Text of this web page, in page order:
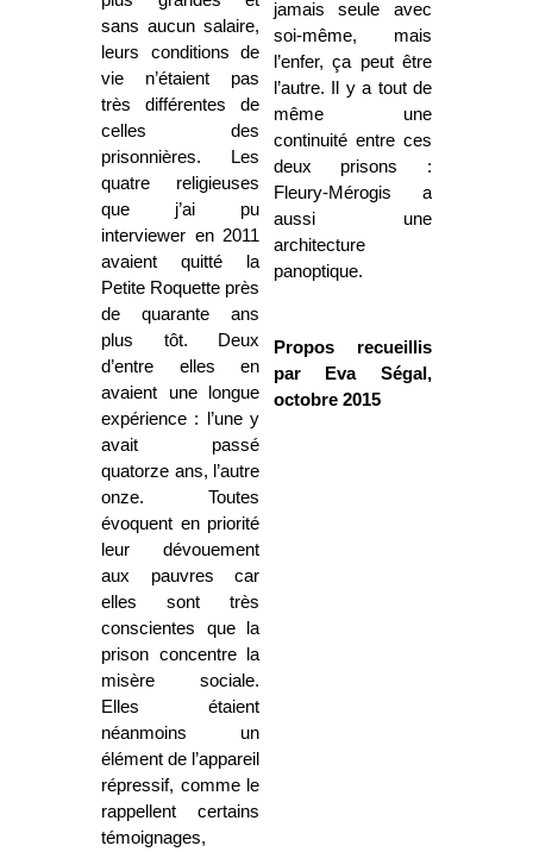
sans aucun salaire,
leurs conditions de
vie n’étaient pas
très différentes de
celles des
prisonnières. Les
quatre religieuses
que j’ai pu
interviewer en 2011
avaient quitté la
Petite Roquette près
de quarante ans
plus tôt. Deux
d’entre elles en
avaient une longue
expérience : l’une y
avait passé
quatorze ans, l’autre
onze. Toutes
évoquent en priorité
leur dévouement
aux pauvres car
elles sont très
conscientes que la
prison concentre la
misère sociale.
Elles étaient
néanmoins un
élément de l’appareil
répressif, comme le
rappellent certains
témoignages,
jamais seule avec
soi-même, mais
l’enfer, ça peut être
l’autre. Il y a tout de
même une
continuité entre ces
deux prisons :
Fleury-Mérogis a
aussi une
architecture
panoptique.
Propos recueillis
par Eva Ségal,
octobre 2015